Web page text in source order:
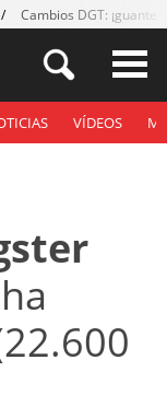
Cambios DGT: ¡guantes!
VÍDEOS